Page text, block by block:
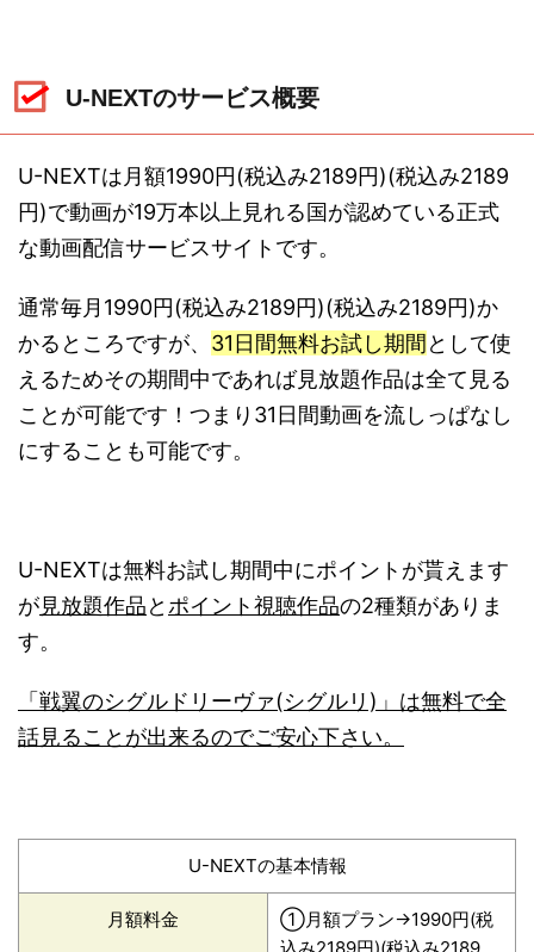
U-NEXTのサービス概要
U-NEXTは月額1990円(税込み2189円)(税込み2189
円)で動画が19万本以上見れる国が認めている正式
な動画配信サービスサイトです。
通常毎月1990円(税込み2189円)(税込み2189円)か
かるところですが、 31日間無料お試し期間 として使
えるためその期間中であれば見放題作品は全て見る
ことが可能です！つまり31日間動画を流しっぱなし
にすることも可能です。
U-NEXTは無料お試し期間中にポイントが貰えます
が見放題作品と ポイント視聴作品の2種類がありま
す。
「戦翼のシグルドリーヴァ(シグルリ)」は無料で全
話見ることが出来るのでご安心下さい。
U-NEXTの基本情報
月額料金
①月額プラン→1990円(税